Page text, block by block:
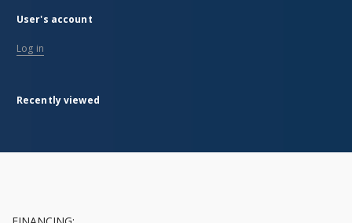
User's account
Log in
Recently viewed